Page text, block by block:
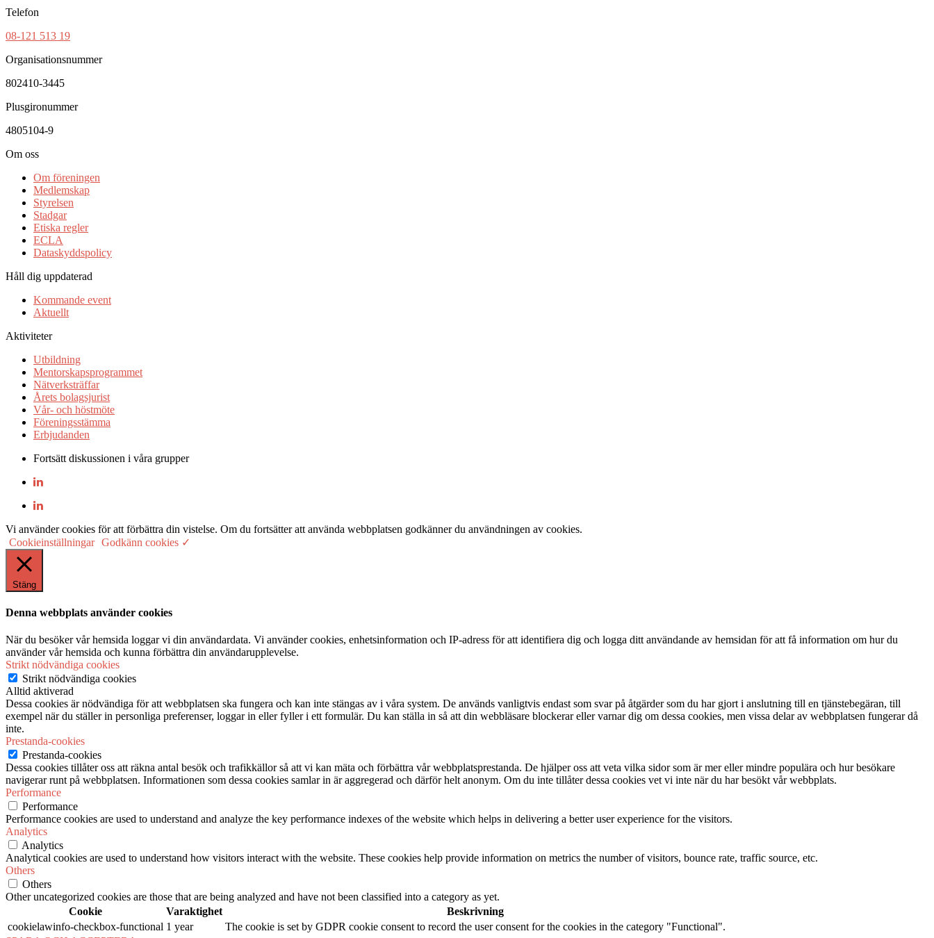
Telefon
08-121 513 19
Organisationsnummer
802410-3445
Plusgironummer
4805104-9
Om oss
Om föreningen
Medlemskap
Styrelsen
Stadgar
Etiska regler
ECLA
Dataskyddspolicy
Håll dig uppdaterad
Kommande event
Aktuellt
Aktiviteter
Utbildning
Mentorskapsprogrammet
Nätverksträffar
Årets bolagsjurist
Vår- och höstmöte
Föreningsstämma
Erbjudanden
Fortsätt diskussionen i våra grupper
Vi använder cookies för att förbättra din vistelse. Om du fortsätter att använda webbplatsen godkänner du användningen av cookies.
Cookieinställningar Godkänn cookies ✓
Stäng
Denna webbplats använder cookies
När du besöker vår hemsida loggar vi din användardata. Vi använder cookies, enhetsinformation och IP-adress för att identifiera dig och logga ditt användande av hemsidan för att få information om hur du
använder vår hemsida och kunna förbättra din användarupplevelse.
Strikt nödvändiga cookies
Strikt nödvändiga cookies
Alltid aktiverad
Dessa cookies är nödvändiga för att webbplatsen ska fungera och kan inte stängas av i våra system. De används vanligtvis endast som svar på åtgärder som du har gjort i anslutning till en tjänstebegäran, till
exempel när du ställer in personliga preferenser, loggar in eller fyller i ett formulär. Du kan ställa in så att din webbläsare blockerar eller varnar dig om dessa cookies, men vissa delar av webbplatsen fungerar då
inte.
Prestanda-cookies
Prestanda-cookies
Dessa cookies tillåter oss att räkna antal besök och trafikkällor så att vi kan mäta och förbättra vår webbplatsprestanda. De hjälper oss att veta vilka sidor som är mer eller mindre populära och hur besökare
navigerar runt på webbplatsen. Informationen som dessa cookies samlar in är aggregerad och därför helt anonym. Om du inte tillåter dessa cookies vet vi inte när du har besökt vår webbplats.
Performance
Performance
Performance cookies are used to understand and analyze the key performance indexes of the website which helps in delivering a better user experience for the visitors.
Analytics
Analytics
Analytical cookies are used to understand how visitors interact with the website. These cookies help provide information on metrics the number of visitors, bounce rate, traffic source, etc.
Others
Others
Other uncategorized cookies are those that are being analyzed and have not been classified into a category as yet.
Cookie
Varaktighet
Beskrivning
cookielawinfo-checkbox-functional 1 year
The cookie is set by GDPR cookie consent to record the user consent for the cookies in the category "Functional".